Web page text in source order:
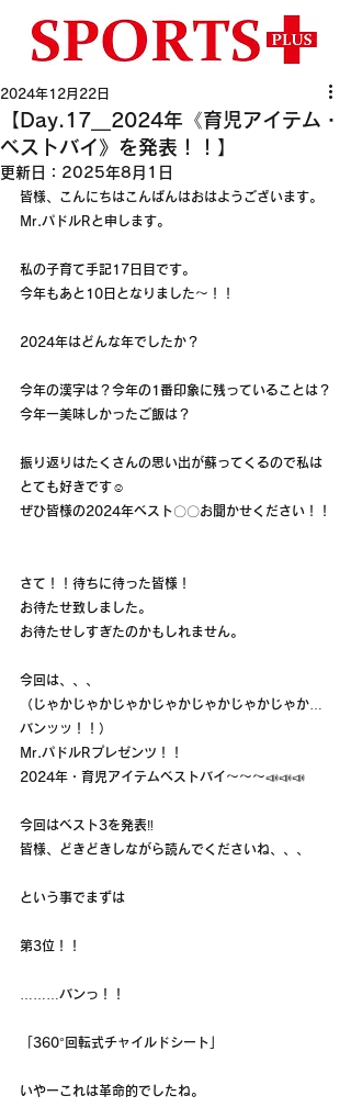
【Day.17__2024年《育児アイテム・
ベストバイ》を発表！！】
2024年12月22日
更新日： 2025年8月1日
皆様、こんにちはこんばんはおはようございます。
Mr.パドルRと申します。
私の子育て手記17日目です。
今年もあと10日となりました〜！！
2024年はどんな年でしたか？
今年の漢字は？今年の1番印象に残っていることは？
今年一美味しかったご飯は？
振り返りはたくさんの思い出が蘇ってくるので私は
とても好きです☺️
ぜひ皆様の2024年ベスト〇〇お聞かせください！！
さて！！待ちに待った皆様！
お待たせ致しました。
お待たせしすぎたのかもしれません。
今回は、、、
（じゃかじゃかじゃかじゃかじゃかじゃかじゃか…
バンッッ！！）
Mr.パドルRプレゼンツ！！
2024年・育児アイテムベストバイ〜〜〜📣📣📣
今回はベスト3を発表‼️
皆様、どきどきしながら読んでくださいね、、、
という事でまずは
第3位！！
………バンっ！！
「360°回転式チャイルドシート」
いやーこれは革命的でしたね。